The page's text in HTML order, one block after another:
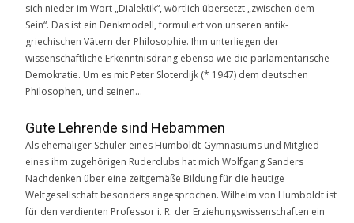
sich nieder im Wort „Dialektik“, wörtlich übersetzt „zwischen dem
Sein“. Das ist ein Denkmodell, formuliert von unseren antik-
griechischen Vätern der Philosophie. Ihm unterliegen der
wissenschaftliche Erkenntnisdrang ebenso wie die parlamentarische
Demokratie. Um es mit Peter Sloterdijk (* 1947) dem deutschen
Philosophen, und seinen…
Gute Lehrende sind Hebammen
Als ehemaliger Schüler eines Humboldt-Gymnasiums und Mitglied
eines ihm zugehörigen Ruderclubs hat mich Wolfgang Sanders
Nachdenken über eine zeitgemäße Bildung für die heutige
Weltgesellschaft besonders angesprochen. Wilhelm von Humboldt ist
für den verdienten Professor i. R. der Erziehungswissenschaften ein